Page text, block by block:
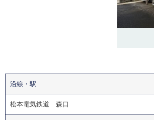
沿線・駅
松本電気鉄道 森口